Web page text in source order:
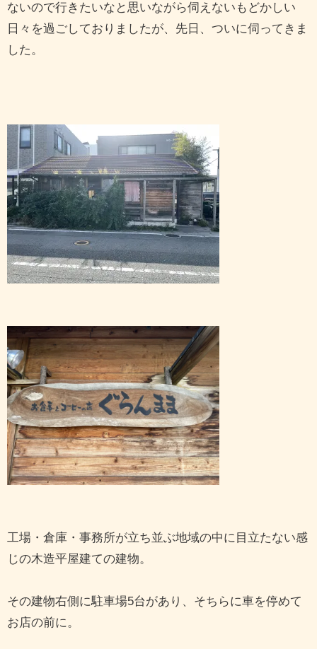
ないので行きたいなと思いながら伺えないもどかしい
日々を過ごしておりましたが、先日、ついに伺ってきま
した。
工場・倉庫・事務所が立ち並ぶ地域の中に目立たない感
じの木造平屋建ての建物。
その建物右側に駐車場5台があり、そちらに車を停めて
お店の前に。